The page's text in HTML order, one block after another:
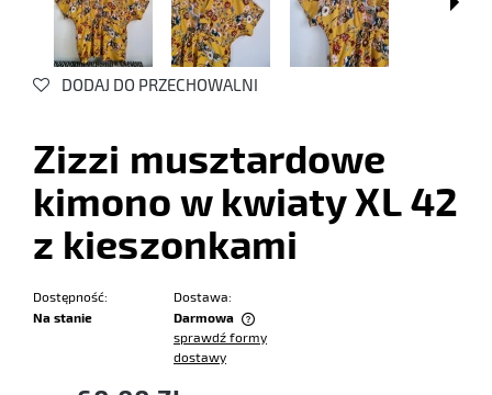
DODAJ DO PRZECHOWALNI
Zizzi musztardowe
kimono w kwiaty XL 42
z kieszonkami
Dostępność:
Na stanie
Dostawa:
Darmowa
Cena nie zawiera ewentualnych kosztów płatności
sprawdź formy
dostawy